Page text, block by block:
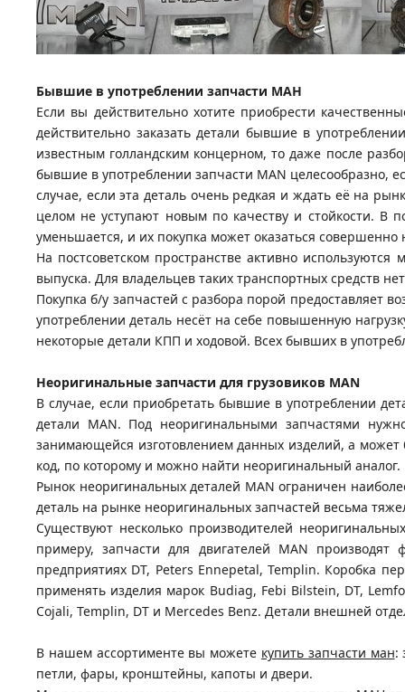
Бывшие в употреблении запчасти МАН
Если вы действительно хотите приобрести
действительно заказать детали бывшие в
известным голландским концерном, то даже после
бывшие в употреблении запчасти MAN целесообразно,
случае, если эта деталь очень редкая и ждать её на
целом не уступают новым по качеству и стойкости. В
уменьшается, и их покупка может оказаться совершенно
На постсоветском пространстве активно
выпуска. Для владельцев таких транспортных средств
Покупка б/у запчастей с разбора порой
употреблении деталь несёт на себе повышенную
некоторые детали КПП и ходовой. Всех бывших в
Неоригинальные запчасти для грузовиков MAN
В случае, если приобретать бывшие в употреблении
детали MAN. Под неоригинальными запчастями
занимающейся изготовлением данных изделий, а может
код, по которому и можно найти неоригинальный аналог.
Рынок неоригинальных деталей MAN ограничен
деталь на рынке неоригинальных запчастей весьма
Существуют несколько производителей
примеру, запчасти для двигателей MAN
предприятиях DT, Peters Ennepetal, Templin. Коробка
применять изделия марок Budiag, Febi Bilstein, DT,
Cojali, Templin, DT и Mercedes Benz. Детали внешней
В нашем ассортименте вы можете купить запчасти ман:
петли, фары, кронштейны, капоты и двери.